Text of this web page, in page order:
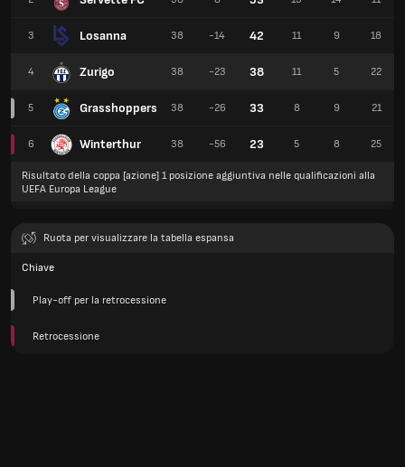
3 Losanna
4 Zurigo
5 Grasshoppers
6 Winterthur
38 -14 42 11 9 18
38 -23 38 11 5 22
38 -26 33 8 9 21
38 -56 23 5 8 25
Risultato della coppa [azione] 1 posizione aggiuntiva nelle qualificazioni alla
UEFA Europa League
Ruota per visualizzare la tabella espansa
Chiave
Play-off per la retrocessione
Retrocessione